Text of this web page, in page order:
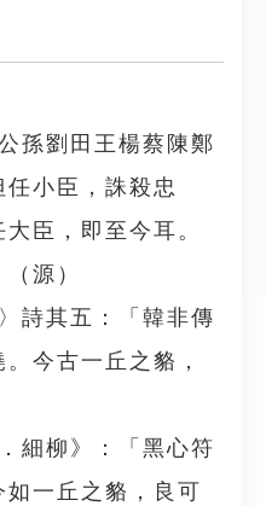
孫劉田王楊蔡陳鄭
小臣，誅殺忠
臣，即至今耳。
源）
詩其五：「韓非傳
今古一丘之貉，
細柳》：「黑心符
一丘之貉，良可